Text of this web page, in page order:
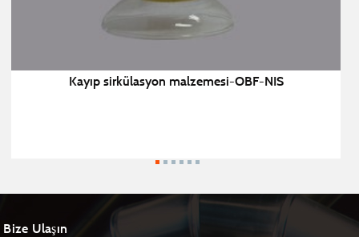
Kayıp sirkülasyon malzemesi-OBF-NIS
Bize Ulaşın